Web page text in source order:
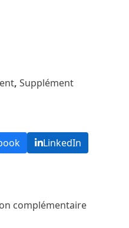
,Supplément
LinkedIn
complémentaire